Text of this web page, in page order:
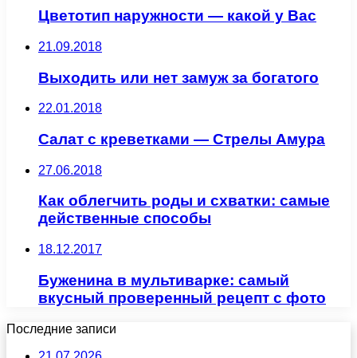
Цветотип наружности — какой у Вас
21.09.2018
Выходить или нет замуж за богатого
22.01.2018
Салат с креветками — Стрелы Амура
27.06.2018
Как облегчить роды и схватки: самые
действенные способы
18.12.2017
Буженина в мультиварке: самый
вкусный проверенный рецепт с фото
Последние записи